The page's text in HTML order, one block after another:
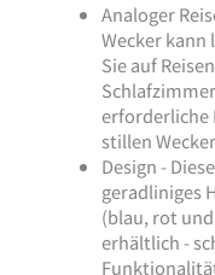
Analoger
Wecker
Sie auf
erforderliche
stillen
Design -
geradliniges
(blau, rot
erhältlich -